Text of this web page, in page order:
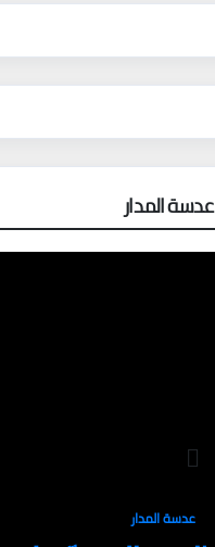
عدسة المدار
عدسة المدار